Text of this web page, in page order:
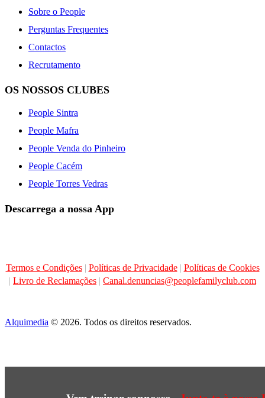
Sobre o People
Perguntas Frequentes
Contactos
Recrutamento
OS NOSSOS CLUBES
People Sintra
People Mafra
People Venda do Pinheiro
People Cacém
People Torres Vedras
Descarrega a nossa App
Termos e Condições| Políticas de Privacidade| Políticas de Cookies
| Livro de Reclamações | Canal.denuncias@peoplefamilyclub.com
Alquimedia © 2026. Todos os direitos reservados.